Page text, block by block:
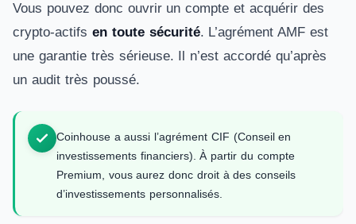
Vous pouvez donc ouvrir un compte et acquérir des
crypto-actifs en toute sécurité. L’agrément AMF est
une garantie très sérieuse. Il n’est accordé qu’après
un audit très poussé.
Coinhouse a aussi l’agrément CIF (Conseil en
investissements financiers). À partir du compte
Premium, vous aurez donc droit à des conseils
d’investissements personnalisés.